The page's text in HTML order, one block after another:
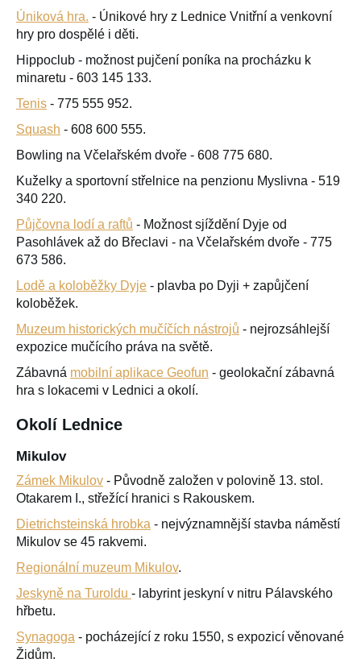
Úniková hra. - Únikové hry z Lednice Vnitřní a venkovní
hry pro dospělé i děti.
Hippoclub - možnost pujčení poníka na procházku k
minaretu - 603 145 133.
Tenis - 775 555 952.
Squash - 608 600 555.
Bowling na Včelařském dvoře - 608 775 680.
Kuželky a sportovní střelnice na penzionu Myslivna - 519
340 220.
Půjčovna lodí a raftů - Možnost sjíždění Dyje od
Pasohlávek až do Břeclavi - na Včelařském dvoře - 775
673 586.
Lodě a koloběžky Dyje - plavba po Dyji + zapůjčení
koloběžek.
Muzeum historických mučíčích nástrojů - nejrozsáhlejší
expozice mučícího práva na světě.
Zábavná mobilní aplikace Geofun - geolokační zábavná
hra s lokacemi v Lednici a okolí.
Okolí Lednice
Mikulov
Zámek Mikulov - Původně založen v polovině 13. stol.
Otakarem I., střežící hranici s Rakouskem.
Dietrichsteinská hrobka - nejvýznamnější stavba náměstí
Mikulov se 45 rakvemi.
Regionální muzeum Mikulov.
Jeskyně na Turoldu - labyrint jeskyní v nitru Pálavského
hřbetu.
Synagoga - pocházející z roku 1550, s expozicí věnované
Židům.